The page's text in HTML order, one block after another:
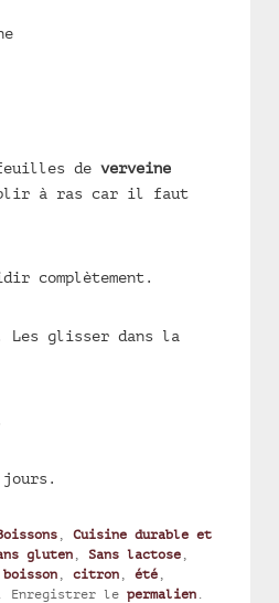
de verveine
à ras car il faut
complètement.
Les glisser dans la
jours.
, Cuisine durable et
gluten , Sans lactose ,
boisson , citron , été ,
le permalien .